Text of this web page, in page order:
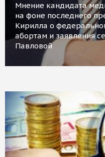
Мнение кандидата
на фоне последнего
Кирилла о
абортам и заявления
Павловой